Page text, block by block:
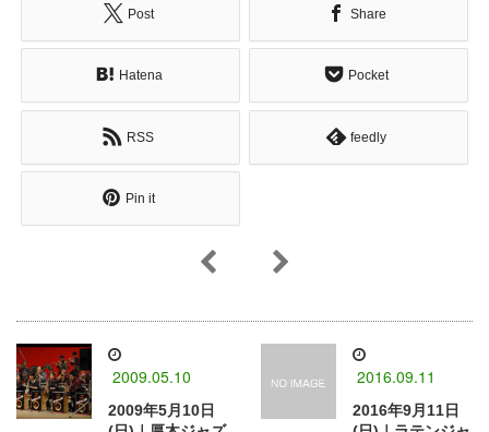
Post Share
Hatena Pocket
RSS feedly
Pin it
2009.05.10
2009年5月10日
2016.09.11
2016年9月11日